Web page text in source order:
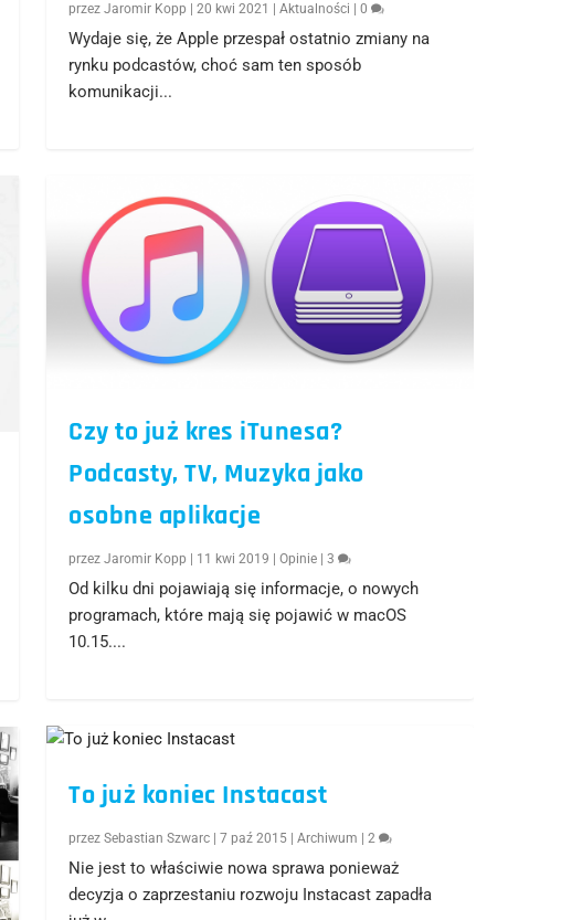
przezJaromir Kopp |20 kwi 2021 |Aktualności |0
Wydaje się, że Apple przespał ostatnio zmiany na
rynku podcastów, choć sam ten sposób
komunikacji...
Czy to już kres iTunesa?
Podcasty, TV, Muzyka jako
osobne aplikacje
przezJaromir Kopp 11 kwi 2019 |Opinie |3
Od kilku dni pojawiają się informacje, o nowych
programach, które mają się pojawić w macOS
10.15....
To już koniec Instacast
przezSebastian Szwarc |7 paź 2015 |Archiwum |2
Nie jest to właściwie nowa sprawa ponieważ
decyzja o zaprzestaniu rozwoju Instacast zapadła